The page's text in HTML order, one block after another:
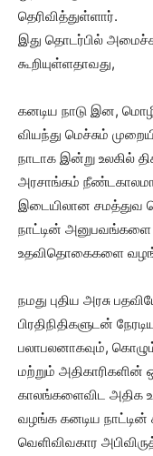
தெரிவித்துள்ளார்.
இது தொடர்பில்
கூறியுள்ளதாவது,
கனடிய நாடு இன,
வியந்து மெச்சும்
நாடாக இன்று உலகில்
அரசாங்கம்
இடையிலான சமத்துவ
நாட்டின் அனுபவங்களை
உதவிதொகைகளை
நமது புதிய அரசு
பிரதிநிதிகளுடன்
பலாபலனாகவும்,
மற்றும்
காலங்களைவிட அதிக
வழங்க கனடிய நாட்டின்
வெளிவிவகார